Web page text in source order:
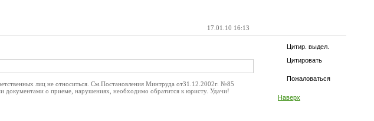
17.01.10 16:13
Цитир. выдел.
Цитировать
Пожаловаться
Наверх
лиц не относиться. См.Постановления Минтруда от31.12.2002г. №85
документами о приеме, нарушениях, необходимо обратится к юристу. Удачи!